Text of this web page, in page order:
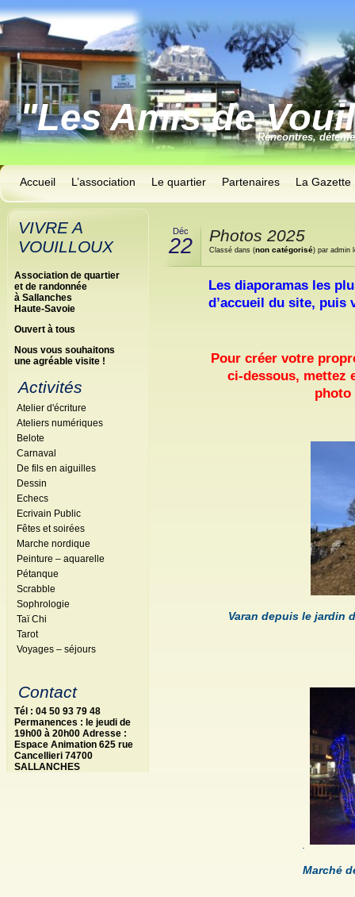
"Les Amis deRencontres,
Accueil L’association Le quartier Partenaires La Gazette
VIVRE A
VOUILLOUX
Association de quartier
et de randonnée
à Sallanches
Haute-Savoie
Ouvert à tous
Nous vous souhaitons
une agréable visite !
Activités
Atelier d'écriture
Ateliers numériques
Belote
Carnaval
De fils en aiguilles
Dessin
Echecs
Ecrivain Public
Fêtes et soirées
Marche nordique
Peinture – aquarelle
Pétanque
Scrabble
Sophrologie
Taï Chi
Tarot
Voyages – séjours
Contact
Tél : 04 50 93 79 48
Permanences : le jeudi de
19h00 à 20h00 Adresse :
Espace Animation 625 rue
Cancellieri 74700
SALLANCHES
Déc
22 Photos 2025
Classé dans (non catégorisé) par admin
Les diaporamas les
d’accueil du site, puis
Pour créer votre
ci-dessous, mettez
photo
Varan depuis le jardin
.
Marché